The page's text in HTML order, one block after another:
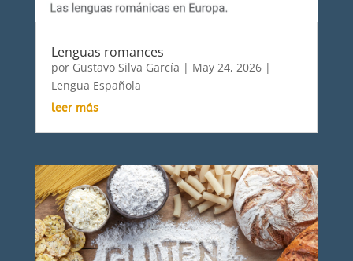
Lenguas romances
por Gustavo Silva García | May 24, 2026|
Lengua Española
leer más